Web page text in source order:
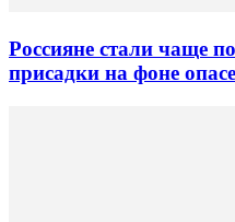
Россияне стали чаще
присадки на фоне